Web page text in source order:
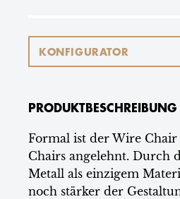
KONFIGURATOR
PRODUKTBESCHREIBUNG
Formal ist der Wire Chair
Chairs angelehnt. Durch
Metall als einzigem
noch stärker der